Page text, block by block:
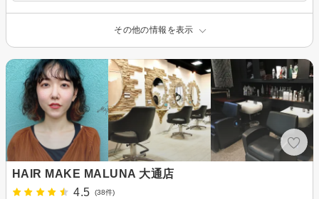
その他の情報を表示
HAIR MAKE MALUNA 大通店
4.5
(38件)